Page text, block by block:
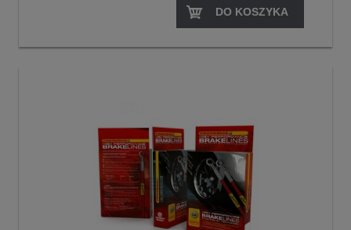
DO KOSZYKA